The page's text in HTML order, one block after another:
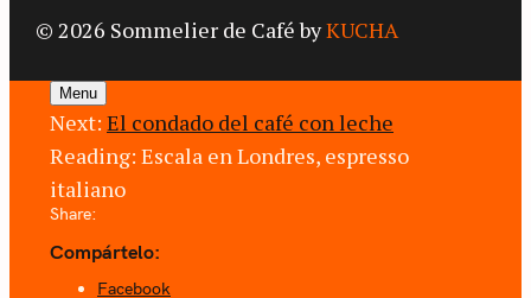
© 2026 Sommelier de Café byKUCHA
Menu
Next: El condado del café con leche
Reading: Escala en Londres, espresso
italiano
Share:
Compártelo:
Facebook